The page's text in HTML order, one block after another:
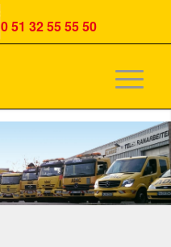
0 51 32 55 55 50